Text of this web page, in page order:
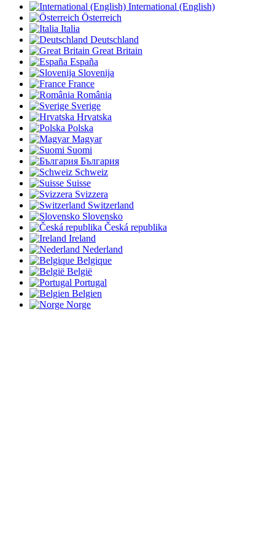
International (English)
Österreich
Italia
Deutschland
Great Britain
España
Slovenija
France
România
Sverige
Hrvatska
Polska
Magyar
Suomi
България
Schweiz
Suisse
Svizzera
Switzerland
Slovensko
Česká republika
Ireland
Nederland
Belgique
België
Portugal
Belgien
Norge